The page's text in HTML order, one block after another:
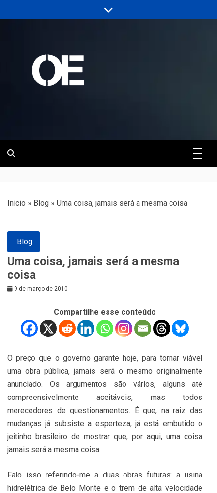
to
Revista | O
Empreiteiro
Início » Blog » Uma coisa, jamais será a mesma coisa
Blog
Uma coisa, jamais será a mesma
coisa
9 de março de 2010
Compartilhe esse conteúdo
O preço que o governo garante hoje, para tornar viável
uma obra pública, jamais será o mesmo originalmente
anunciado. Os argumentos são vários, alguns até
compreensivelmente aceitáveis, mas todos
merecedores de questionamentos. É que, na raiz das
mudanças já subsiste a esperteza, já está embutido o
jeitinho brasileiro de mostrar que, por aqui, uma coisa
jamais será a mesma coisa.
Falo isso referindo-me a duas obras futuras: a usina
hidrelétrica de Belo Monte e o trem de alta velocidade